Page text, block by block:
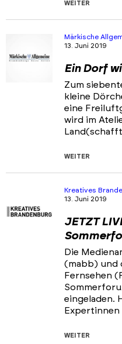
WEITER
Märkische
13. Juni 2019
Ein Dorf
Zum
kleine
eine
wird im
WEITER
Kreatives
13. Juni 2019
JETZT
Die
(mabb) und
Fernsehen
eingeladen.
WEITER